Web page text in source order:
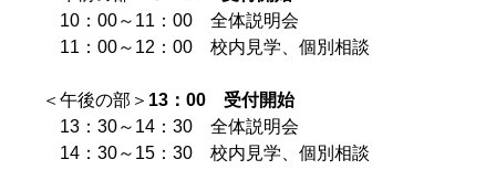
10：00～11：00 全体説明会
11：00～12：00 校内見学、個別相談
＜午後の部＞ 13：00 受付開始
13：30～14：30 全体説明会
14：30～15：30 校内見学、個別相談